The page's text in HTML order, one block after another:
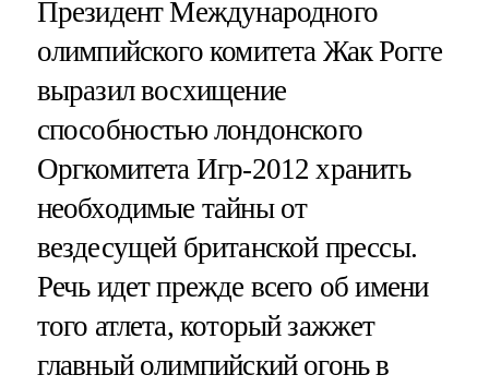
Президент Международного
олимпийского комитета Жак Рогге
выразил восхищение
способностью лондонского
Оргкомитета Игр-2012 хранить
необходимые тайны от
вездесущей британской прессы.
Речь идет прежде всего об имени
того атлета, который зажжет
главный олимпийский огонь в